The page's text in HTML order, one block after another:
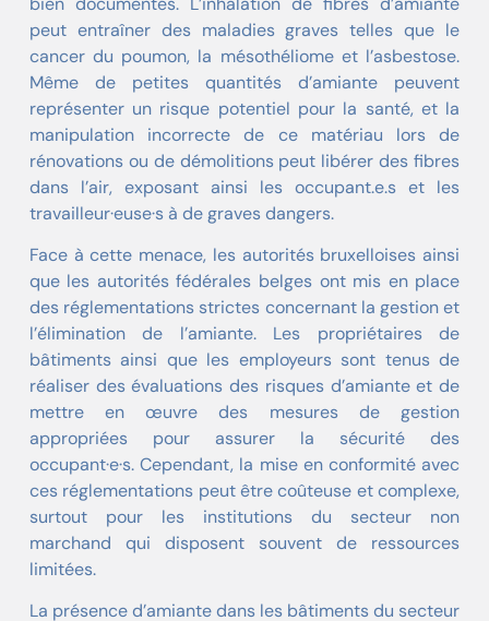
peut entraîner des maladies graves telles que le
cancer du poumon, la mésothéliome et l’asbestose.
Même de petites quantités d’amiante peuvent
représenter un risque potentiel pour la santé, et la
manipulation incorrecte de ce matériau lors de
rénovations ou de démolitions peut libérer des fibres
dans l’air, exposant ainsi les occupant.e.s et les
travailleur·euse·s à de graves dangers.
Face à cette menace, les autorités bruxelloises ainsi
que les autorités fédérales belges ont mis en place
des réglementations strictes concernant la gestion et
l’élimination de l’amiante. Les propriétaires de
bâtiments ainsi que les employeurs sont tenus de
réaliser des évaluations des risques d’amiante et de
mettre en œuvre des mesures de gestion
appropriées pour assurer la sécurité des
occupant·e·s. Cependant, la mise en conformité avec
ces réglementations peut être coûteuse et complexe,
surtout pour les institutions du secteur non
marchand qui disposent souvent de ressources
limitées.
La présence d’amiante dans les bâtiments du secteur